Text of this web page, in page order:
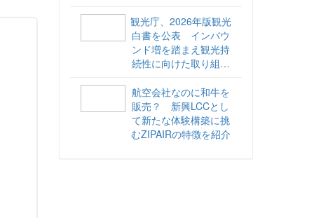
観光庁、2026年版観光
白書を公表 インバウ
ンド増を踏まえ観光持
続性に向けた取り組み
航空会社なのに和牛を
販売？ 新興LCCとし
て新たな体験構築に挑
むZIPAIRの特徴を紹介